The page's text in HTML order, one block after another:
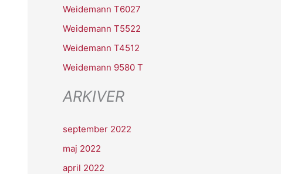
t
e
r
:
Weidemann T6027
Weidemann T5522
Weidemann T4512
Weidemann 9580 T
ARKIVER
september 2022
maj 2022
april 2022